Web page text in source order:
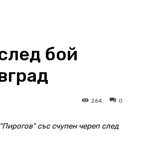
бой
0
264
със счупен череп след